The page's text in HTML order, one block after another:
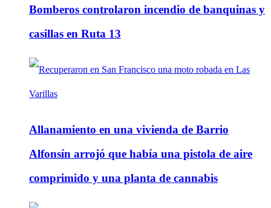
Bomberos controlaron incendio de banquinas y
casillas en Ruta 13
Allanamiento en una vivienda de Barrio
Alfonsín arrojó que había una pistola de aire
comprimido y una planta de cannabis